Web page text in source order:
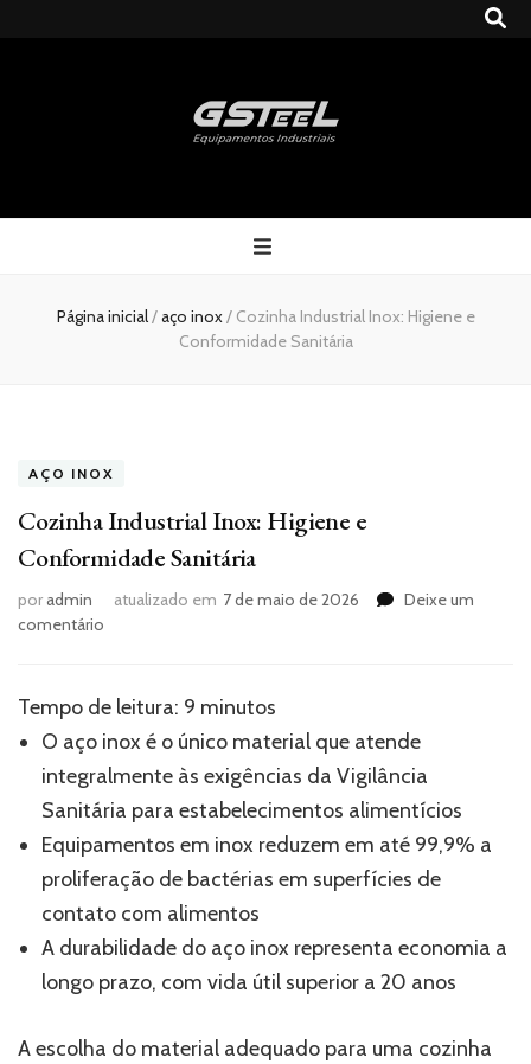
Gsteel
Página inicial/aço inox/ Cozinha Industrial Inox: Higiene e
Conformidade Sanitária
AÇO INOX
Cozinha Industrial Inox: Higiene e
Conformidade Sanitária
poradmin atualizado em 7 de maio de 2026
Deixe um
comentário
Inox:
e
Conformidade
Sanitária
Tempo de leitura: 9 minutos
O aço inox é o único material que atende
integralmente às exigências da Vigilância
Sanitária para estabelecimentos alimentícios
Equipamentos em inox reduzem em até 99,9% a
proliferação de bactérias em superfícies de
contato com alimentos
A durabilidade do aço inox representa economia a
longo prazo, com vida útil superior a 20 anos
A escolha do material adequado para uma cozinha